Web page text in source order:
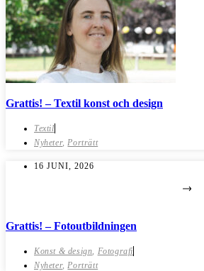
Grattis! – Textil konst och design
Textil
Nyheter, Porträtt
16 JUNI, 2026
Grattis! – Fotoutbildningen
Konst & design
Fotografi
Nyheter, Porträtt